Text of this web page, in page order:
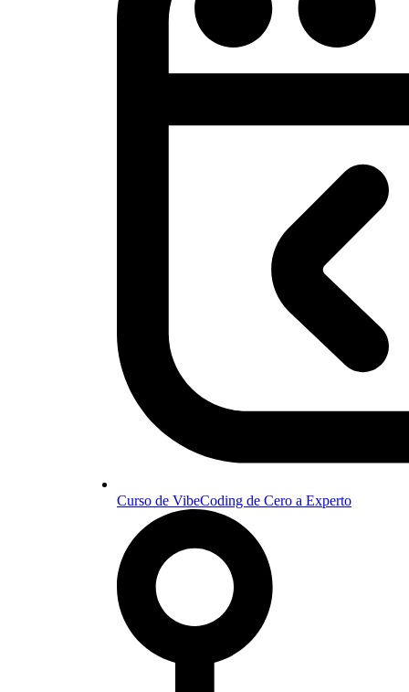
Curso de VibeCoding de Cero a Experto